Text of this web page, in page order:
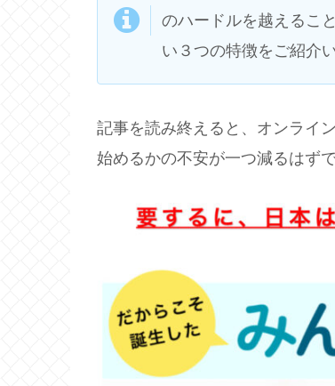
のハードルを越えるこ
い３つの特徴をご紹介
記事を読み終えると、オンライ
始めるかの不安が一つ減るはずで